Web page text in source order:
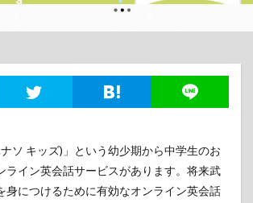
ナソ キッズ)」という幼少期から中学生のお
ライン英会話サービスがあります。将来武
身につけるために有効なオンライン英会話